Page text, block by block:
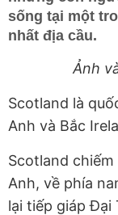
sống tại một
nhất địa cầu.
Ảnh
Scotland là
Anh và Bắc
Scotland
Anh, về phía
lại tiếp giáp Đại